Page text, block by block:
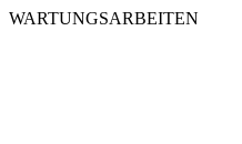
WARTUNGSARBEITEN